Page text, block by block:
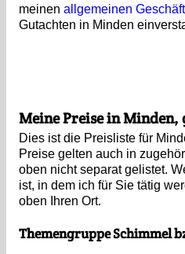
meinen allgemeinen
Gutachten in Minden
Meine Preise in
Dies ist die Preisliste für
Preise gelten auch in
oben nicht separat gelistet.
ist, in dem ich für Sie tätig
oben Ihren Ort.
Themengruppe Schimmel